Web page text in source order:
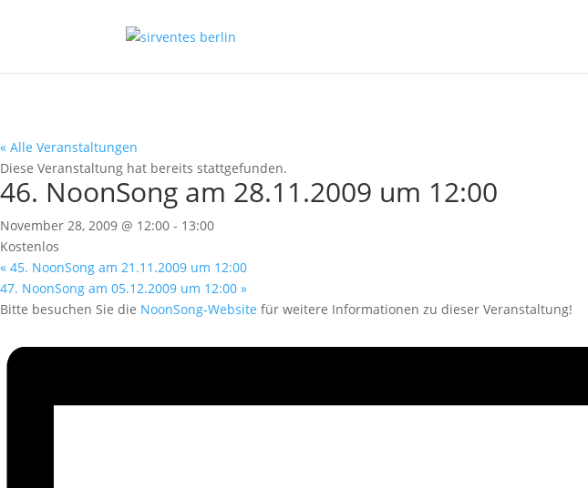
« Alle Veranstaltungen
Diese Veranstaltung hat bereits stattgefunden.
46. NoonSong am 28.11.2009 um 12:00
November 28, 2009 @ 12:00 - 13:00
Kostenlos
« 45. NoonSong am 21.11.2009 um 12:00
47. NoonSong am 05.12.2009 um 12:00 »
Bitte besuchen Sie die NoonSong-Website für weitere Informationen zu dieser Veranstaltung!